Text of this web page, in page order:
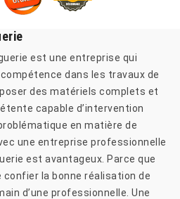
est une entreprise qui
dans les travaux de
des matériels complets et
capable d’intervention
en matière de
une entreprise professionnelle
est avantageux. Parce que
confier la bonne réalisation de
d’une professionnelle. Une